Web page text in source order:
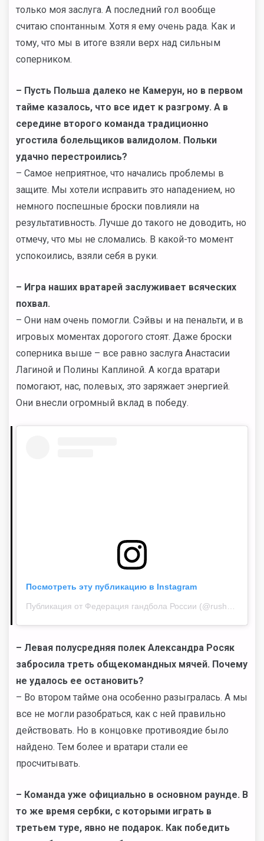
только моя заслуга. А последний гол вообще
считаю спонтанным. Хотя я ему очень рада. Как и
тому, что мы в итоге взяли верх над сильным
соперником.
– Пусть Польша далеко не Камерун, но в первом
тайме казалось, что все идет к разгрому. А в
середине второго команда традиционно
угостила болельщиков валидолом. Польки
удачно перестроились?
– Самое неприятное, что начались проблемы в
защите. Мы хотели исправить это нападением, но
немного поспешные броски повлияли на
результативность. Лучше до такого не доводить, но
отмечу, что мы не сломались. В какой-то момент
успокоились, взяли себя в руки.
– Игра наших вратарей заслуживает всяческих
похвал.
– Они нам очень помогли. Сэйвы и на пенальти, и в
игровых моментах дорогого стоят. Даже броски
соперника выше – все равно заслуга Анастасии
Лагиной и Полины Каплиной. А когда вратари
помогают, нас, полевых, это заряжает энергией.
Они внесли огромный вклад в победу.
Посмотреть эту публикацию в Instagram
– Левая полусредняя полек Александра Росяк
забросила треть общекомандных мячей. Почему
не удалось ее остановить?
– Во втором тайме она особенно разыгралась. А мы
все не могли разобраться, как с ней правильно
действовать. Но в концовке противоядие было
найдено. Тем более и вратари стали ее
просчитывать.
– Команда уже официально в основном раунде. В
то же время сербки, с которыми играть в
третьем туре, явно не подарок. Как победить